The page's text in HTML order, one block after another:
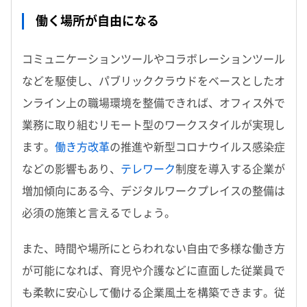
働く場所が自由になる
コミュニケーションツールやコラボレーションツール
などを駆使し、パブリッククラウドをベースとしたオ
ンライン上の職場環境を整備できれば、オフィス外で
業務に取り組むリモート型のワークスタイルが実現し
ます。 働き方改革の推進や新型コロナウイルス感染症
などの影響もあり、 テレワーク制度を導入する企業が
増加傾向にある今、デジタルワークプレイスの整備は
必須の施策と言えるでしょう。
また、時間や場所にとらわれない自由で多様な働き方
が可能になれば、育児や介護などに直面した従業員で
も柔軟に安心して働ける企業風土を構築できます。従